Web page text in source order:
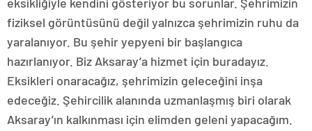
fiziksel görüntüsünü değil yalnızca şehrimizin ruhu da
yaralanıyor. Bu şehir yepyeni bir başlangıca
hazırlanıyor. Biz Aksaray’a hizmet için buradayız.
Eksikleri onaracağız, şehrimizin geleceğini inşa
edeceğiz. Şehircilik alanında uzmanlaşmış biri olarak
Aksaray’ın kalkınması için elimden geleni yapacağım.